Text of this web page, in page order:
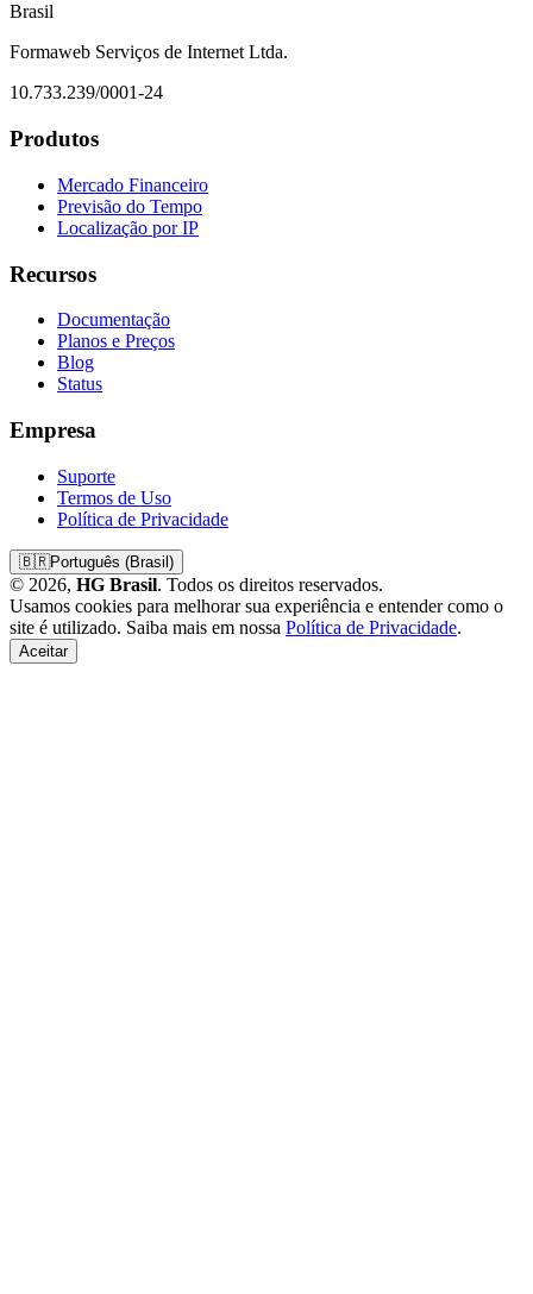
Brasil
Formaweb Serviços de Internet Ltda.
10.733.239/0001-24
Produtos
Mercado Financeiro
Previsão do Tempo
Localização por IP
Recursos
Documentação
Planos e Preços
Blog
Status
Empresa
Suporte
Termos de Uso
Política de Privacidade
🇧🇷Português (Brasil)
© 2026, HG Brasil. Todos os direitos reservados.
Usamos cookies para melhorar sua experiência e entender como o
site é utilizado. Saiba mais em nossa Política de Privacidade.
Aceitar